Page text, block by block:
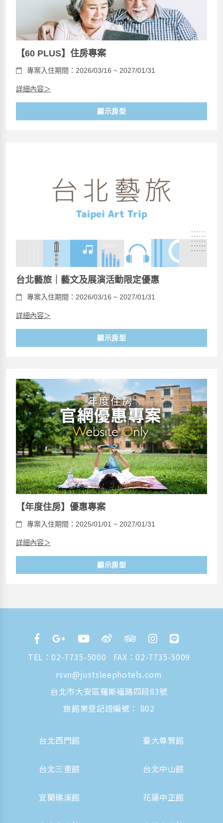
【60 PLUS】住房專案
專案入住期間：2026/03/16 ~ 2027/01/31
詳細內容＞
顯示房型
台北藝旅｜藝文及展演活動限定優惠
專案入住期間：2026/03/16 ~ 2027/01/31
詳細內容＞
顯示房型
【年度住房】優惠專案
專案入住期間：2025/01/01 ~ 2027/01/31
詳細內容＞
顯示房型
TEL：02-7735-5000
FAX：02-7735-5009
rsvn@justsleephotels.com
台北市大安區羅斯福路四段83號
旅館業登記證編號： 802
台北西門館 臺大尊賢館
台北三重館 台北中山館
宜蘭礁溪館 花蓮中正館